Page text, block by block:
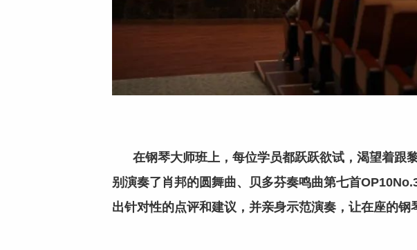
在钢琴大师班上，每位学员都跃跃欲试，渴望着跟
别演奏了肖邦的圆舞曲、贝多芬奏鸣曲第七首
出针对性的点评和建议，并亲身示范演奏，让在座的钢